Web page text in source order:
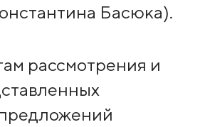
Басюка).
рассмотрения и